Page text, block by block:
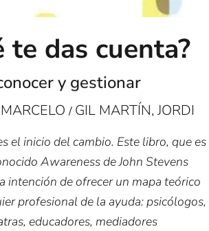
te das cuenta?
y gestionar
/ GIL MARTÍN, JORDI
el inicio del cambio. Este libro, que es
Awareness de John Stevens
intención de ofrecer un mapa teórico
profesional de la ayuda: psicólogos,
educadores, mediadores